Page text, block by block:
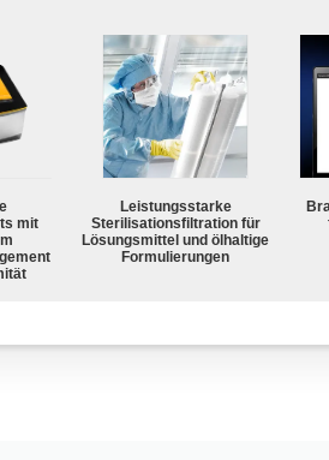
mit
Leistungsstarke
Sterilisationsfiltration für
Lösungsmittel und ölhaltige
Formulierungen